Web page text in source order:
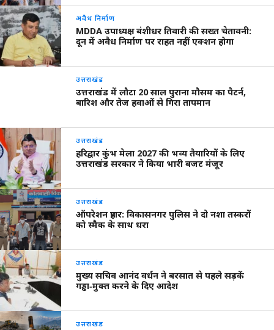
अवैध निर्माण
MDDA उपाध्यक्ष बंशीधर तिवारी की सख्त चेतावनी:
दून में अवैध निर्माण पर राहत नहीं एक्शन होगा
उत्तराखंड
उत्तराखंड में लौटा 20 साल पुराना मौसम का पैटर्न,
बारिश और तेज हवाओं से गिरा तापमान
उत्तराखंड
हरिद्वार कुंभ मेला 2027 की भव्य तैयारियों के लिए
उत्तराखंड सरकार ने किया भारी बजट मंजूर
उत्तराखंड
ऑपरेशन प्रहार: विकासनगर पुलिस ने दो नशा तस्करों
को स्मैक के साथ धरा
उत्तराखंड
मुख्य सचिव आनंद वर्धन ने बरसात से पहले सड़कें
गड्ढा‑मुक्त करने के दिए आदेश
उत्तराखंड